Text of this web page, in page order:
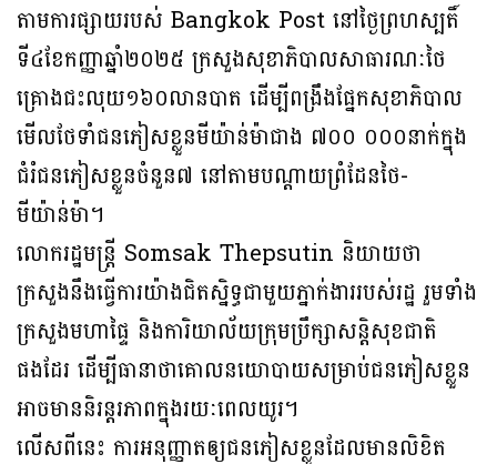
តាមការផ្សាយរបស់ Bangkok Post នៅថ្ងៃព្រហស្បតិ៍
ទី៤ខែកញ្ញាឆ្នាំ២០២៥ ក្រសួងសុខាភិបាលសាធារណៈថៃ
គ្រោងជះលុយ១៦០លានបាត ដើម្បីពង្រឹងផ្នែកសុខាភិបាល
មើលថែទាំជនភៀសខ្លួនមីយ៉ាន់ម៉ាជាង ៧០០ ០០០នាក់ក្នុង
ជំរំជនភៀសខ្លួនចំនួន៧ នៅតាមបណ្តាយព្រំដែនថៃ-
មីយ៉ាន់ម៉ា។
លោករដ្ឋមន្ត្រី Somsak Thepsutin និយាយថា
ក្រសួងនឹងធ្វើការយ៉ាងជិតស្និទ្ធជាមួយភ្នាក់ងាររបស់រដ្ឋ រួមទាំង
ក្រសួងមហាផ្ទៃ និងការិយាល័យក្រុមប្រឹក្សាសន្តិសុខជាតិ
ផងដែរ ដើម្បីធានាថាគោលនយោបាយសម្រាប់ជនភៀសខ្លួន
អាចមាននិរន្តរភាពក្នុងរយៈពេលយូរ។
លើសពីនេះ ការអនុញ្ញាតឲ្យជនភៀសខ្លួនដែលមានលិខិត